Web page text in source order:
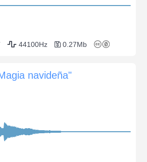
44100Hz 0.27Mb
navideña"